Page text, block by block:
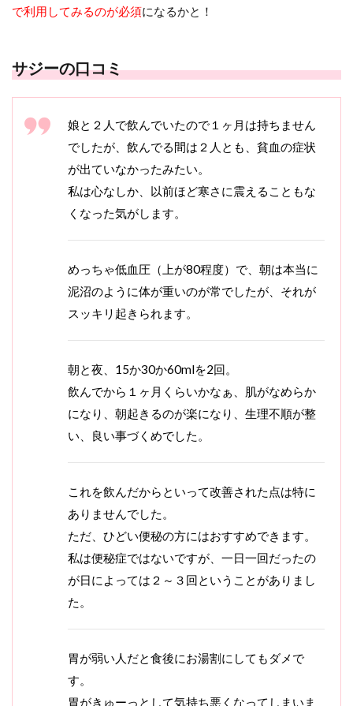
で利用してみるのが必須になるかと！
サジーの口コミ
娘と２人で飲んでいたので１ヶ月は持ちません
でしたが、飲んでる間は２人とも、貧血の症状
が出ていなかったみたい。
私は心なしか、以前ほど寒さに震えることもな
くなった気がします。
めっちゃ低血圧（上が80程度）で、朝は本当に
泥沼のように体が重いのが常でしたが、それが
スッキリ起きられます。
朝と夜、15か30か60mlを2回。
飲んでから１ヶ月くらいかなぁ、肌がなめらか
になり、朝起きるのが楽になり、生理不順が整
い、良い事づくめでした。
これを飲んだからといって改善された点は特に
ありませんでした。
ただ、ひどい便秘の方にはおすすめできます。
私は便秘症ではないですが、一日一回だったの
が日によっては２～３回ということがありまし
た。
胃が弱い人だと食後にお湯割にしてもダメで
す。
胃がきゅーっとして気持ち悪くなってしまいま